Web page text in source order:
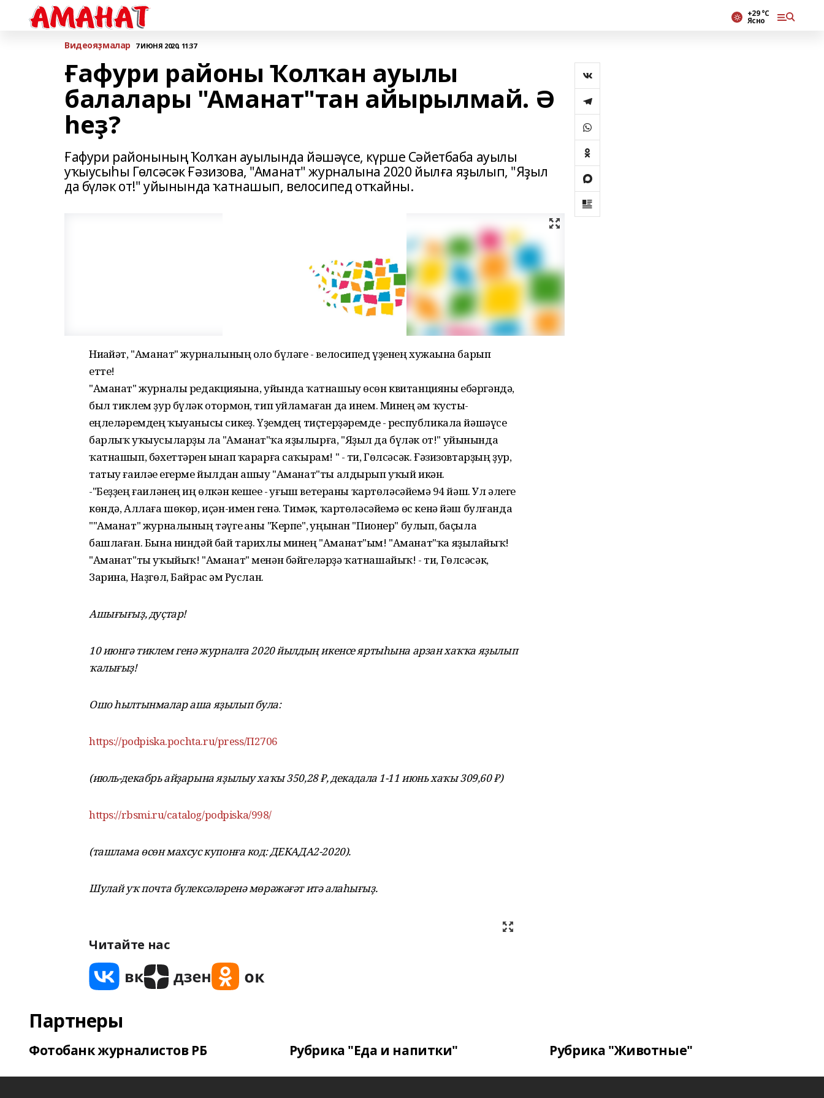
+29 °С
Ясно
Bидеояҙмалар 7 ИЮНЯ 2020, 11:37
Ғафури районы Ҡолҡан ауылы
балалары "Аманат"тан айырылмай. Ә
һеҙ?
Ғафури районының Ҡолҡан ауылында йәшәүсе, күрше Сәйетбаба ауылы
уҡыусыһы Гөлсәсәк Ғәзизова, "Аманат" журналына 2020 йылға яҙылып, "Яҙыл
да бүләк от!" уйынында ҡатнашып, велосипед отҡайны.
Ниһайәт, "Аманат" журналының оло бүләге - велосипед үҙенең хужаһына барып
етте!
"Аманат" журналы редакцияһына, уйында ҡатнашыу өсөн квитанцияны ебәргәндә,
был тиклем ҙур бүләк отормон, тип уйламаған да инем. Минең һәм ҡусты-
һеңлеләремдең ҡыуанысы сикһеҙ. Үҙемдең тиҫтерҙәремде - республикала йәшәүсе
барлыҡ уҡыусыларҙы ла "Аманат"ҡа яҙылырға, "Яҙыл да бүләк от!" уйынында
ҡатнашып, бәхеттәрен һынап ҡарарға саҡырам! " - ти, Гөлсәсәк. Ғәзизовтарҙың ҙур,
татыу ғаиләһе егерме йылдан ашыу "Аманат"ты алдырып уҡый икән.
-"Беҙҙең ғаиләнең иң өлкән кешеһе - һуғыш ветераны ҡартөләсәйемә 94 йәш. Ул әлеге
көндә, Аллаға шөкөр, иҫән-имен генә. Тимәк, ҡартөләсәйемә өс кенә йәш булғанда
""Аманат" журналының тәүге һаны "Керпе", һуңынан "Пионер" булып, баҫыла
башлаған. Бына ниндәй бай тарихлы минең "Аманат"ым! "Аманат"ҡа яҙылайыҡ!
"Аманат"ты уҡыйыҡ! "Аманат" менән бәйгеләрҙә ҡатнашайыҡ! - ти, Гөлсәсәк,
Зарина, Наҙгөл, Байрас һәм Руслан.
Aшығығыҙ, дуҫтар!
10 июнгә тиклем генә журналға 2020 йылдың икенсе яртыһына арзан хаҡҡа яҙылып
ҡалығыҙ!
Ошо һылтынмалар аша яҙылып була:
https://podpiska.pochta.ru/press/П2706
(июль-декабрь айҙарына яҙылыу хаҡы 350,28 ₽, декадала 1-11 июнь хаҡы 309,60 ₽)
https://rbsmi.ru/catalog/podpiska/998/
(ташлама өсөн махсус купонға код: ДЕКАДА2-2020).
Шулай уҡ почта бүлексәләренә мөрәжәғәт итә алаһығыҙ.
Читайте нас
Партнеры
Фотобанк журналистов РБ Рубрика "Еда и напитки" Рубрика "Животные"